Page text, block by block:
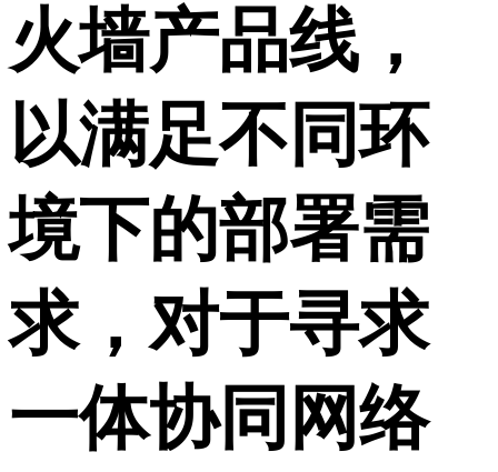
火墙产品线，
以满足不同环
境下的部署需
求，对于寻求
一体协同网络